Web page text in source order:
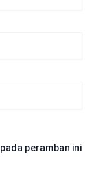
peramban ini